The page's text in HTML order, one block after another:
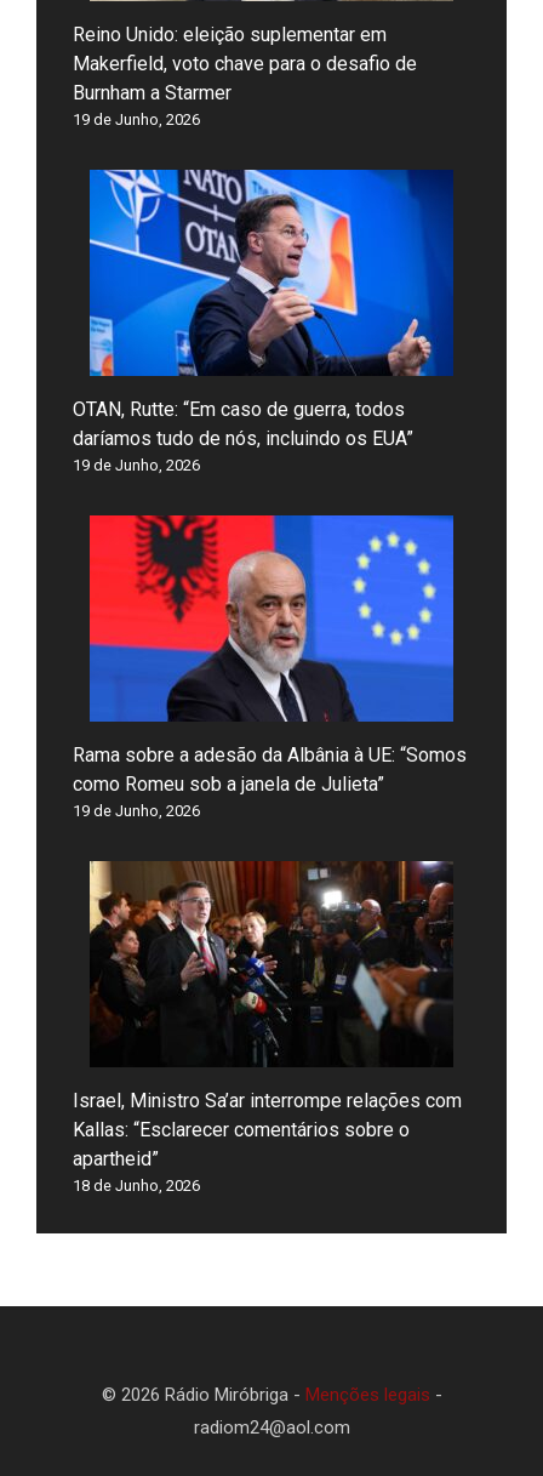
Reino Unido: eleição suplementar em
Makerfield, voto chave para o desafio de
Burnham a Starmer
19 de Junho, 2026
OTAN, Rutte: “Em caso de guerra, todos
daríamos tudo de nós, incluindo os EUA”
19 de Junho, 2026
Rama sobre a adesão da Albânia à UE: “Somos
como Romeu sob a janela de Julieta”
19 de Junho, 2026
Israel, Ministro Sa’ar interrompe relações com
Kallas: “Esclarecer comentários sobre o
apartheid”
18 de Junho, 2026
© 2026 Rádio Miróbriga - Menções legais -
radiom24@aol.com